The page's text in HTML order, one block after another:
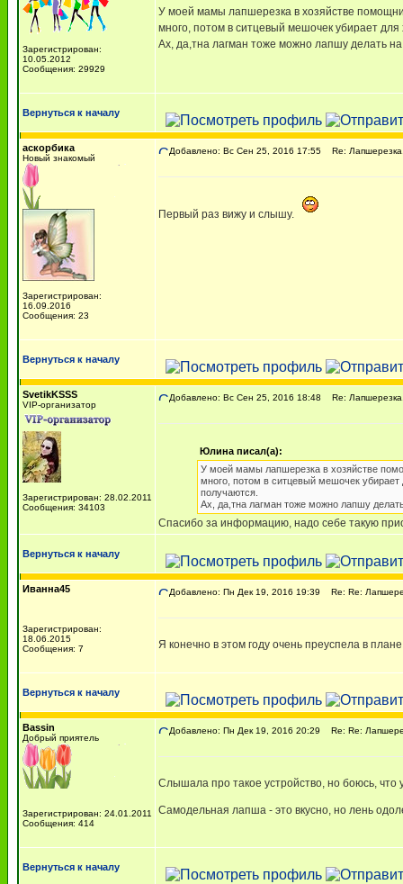
Зарегистрирован:
10.05.2012
Сообщения: 29929
У моей мамы лапшерезка в хозяйстве
много, потом в ситцевый мешочек убирает
Ах, да,тна лагман тоже можно лапшу делать
Вернуться к началу
аскорбика
Новый знакомый
Зарегистрирован:
16.09.2016
Сообщения: 23
Добавлено: Вс Сен 25, 2016 17:55 Re:
Первый раз вижу и слышу.
Вернуться к началу
SvetikKSSS
VIP-организатор
Зарегистрирован: 28.02.2011
Сообщения: 34103
Добавлено: Вс Сен 25, 2016 18:48 Re:
Юлина писал(а):
У моей мамы лапшерезка в хозяйстве
много, потом в ситцевый мешочек
получаются.
Ах, да,тна лагман тоже можно лапшу
Спасибо за информацию, надо себе такую
Вернуться к началу
Иванна45
Зарегистрирован:
18.06.2015
Сообщения: 7
Добавлено: Пн Дек 19, 2016 19:39 Re: Re:
Я конечно в этом году очень преуспела в
Вернуться к началу
Bassin
Добрый приятель
Зарегистрирован: 24.01.2011
Сообщения: 414
Добавлено: Пн Дек 19, 2016 20:29 Re: Re:
Слышала про такое устройство, но боюсь, что
Самодельная лапша - это вкусно, но лень
Вернуться к началу